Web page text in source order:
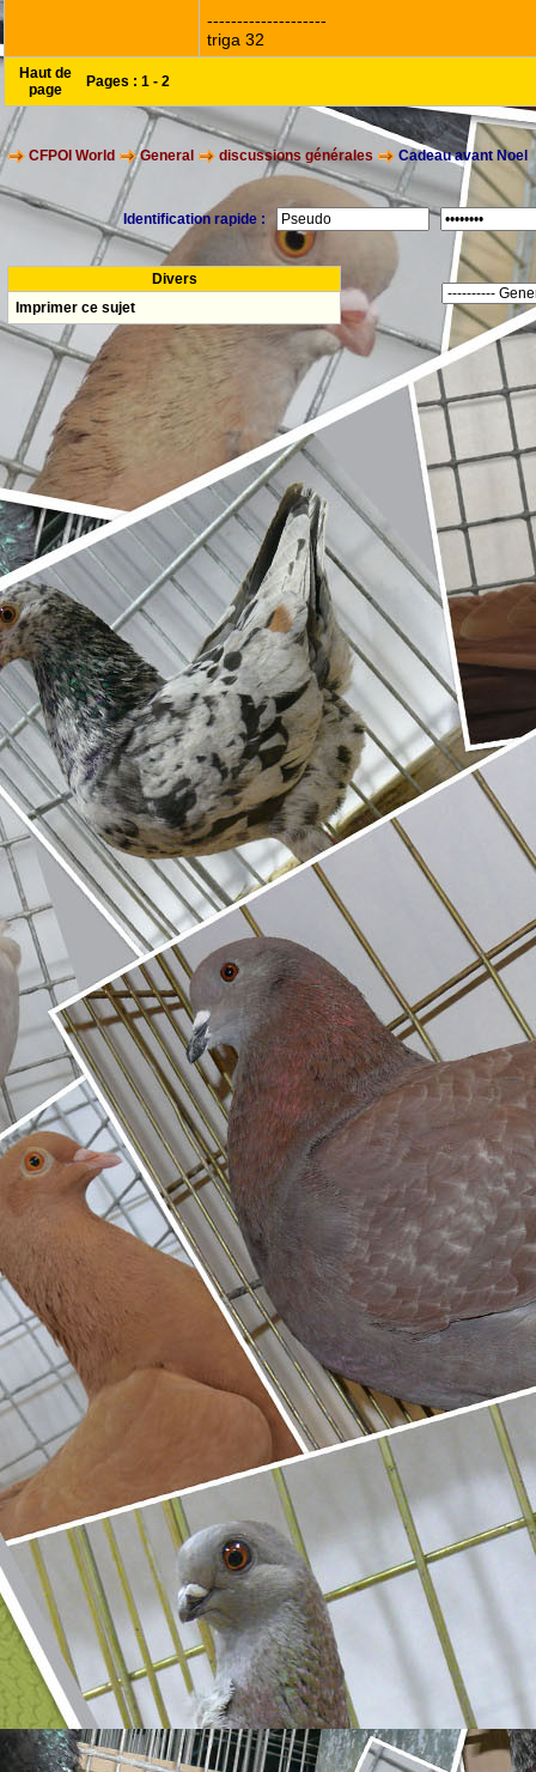
--------------------
triga 32
Haut de
page
Pages : 1 - 2
CFPOI World General discussions générales Cadeau avant Noel
Identification rapide :
Divers
Imprimer ce sujet